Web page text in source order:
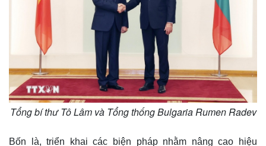
Tổng bí thư Tô Lâm và Tổng thống Bulgaria Rumen Radev
Bốn là, triển khai các biện pháp nhằm nâng cao hiệu